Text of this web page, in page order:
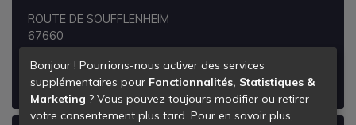
ROUTE DE SOUFFLENHEIM
67660
Voir les détails de laDéchetterie de Betschdorf
Bonjour ! Pourrions-nous activer des services
supplémentaires pour Fonctionnalités, Statistiques &
Marketing ? Vous pouvez toujours modifier ou retirer
votre consentement plus tard. Pour en savoir plus,